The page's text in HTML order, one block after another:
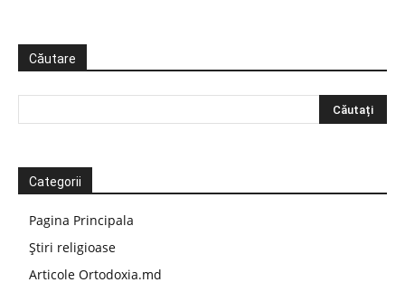
Căutare
Categorii
Pagina Principala
Știri religioase
Articole Ortodoxia.md